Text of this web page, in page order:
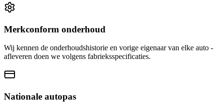
Merkconform onderhoud
Wij kennen de onderhoudshistorie en vorige eigenaar van elke auto -
afleveren doen we volgens fabrieksspecificaties.
Nationale autopas